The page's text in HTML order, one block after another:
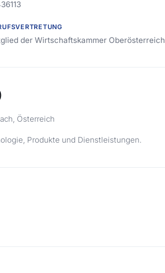
der Wirtschaftskammer Oberösterreich
Österreich
Produkte und Dienstleistungen.